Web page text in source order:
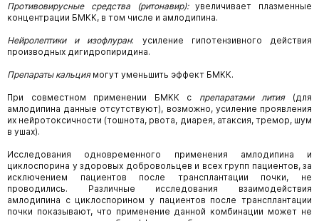
Противовирусные средства (ритонавир):увеличивает плазменные
концентрации БМКК, в том числе и амлодипина.
Нейролептики и изофлуран:
усиление гипотензивного действия
производных дигидропиридина.
Препараты кальция могут уменьшить эффект БМКК.
При совместном применении БМКК с препаратами лития(для
амлодипина данные отсутствуют), возможно, усиление проявления
их нейротоксичности (тошнота, рвота, диарея, атаксия, тремор, шум
в ушах).
Исследования одновременного применения амлодипина и
циклоспорина у здоровых добровольцев и всех групп пациентов, за
исключением пациентов после трансплантации почки, не
проводились. Различные исследования взаимодействия
амлодипина с циклоспорином у пациентов после трансплантации
почки показывают, что применение данной комбинации может не